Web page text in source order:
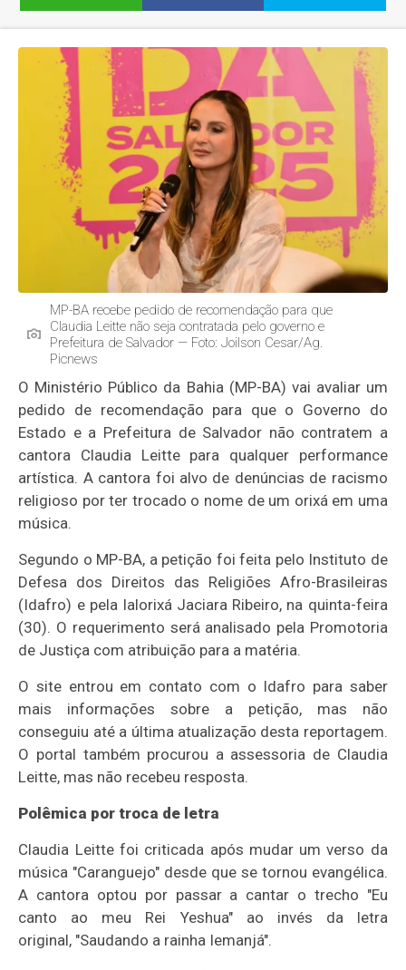
MP-BA recebe pedido de recomendação para que
Claudia Leitte não seja contratada pelo governo e
Prefeitura de Salvador — Foto: Joilson Cesar/Ag.
Picnews
O Ministério Público da Bahia (MP-BA) vai avaliar um
pedido de recomendação para que o Governo do
Estado e a Prefeitura de Salvador não contratem a
cantora Claudia Leitte para qualquer performance
artística. A cantora foi alvo de denúncias de racismo
religioso por ter trocado o nome de um orixá em uma
música.
Segundo o MP-BA, a petição foi feita pelo Instituto de
Defesa dos Direitos das Religiões Afro-Brasileiras
(Idafro) e pela Ialorixá Jaciara Ribeiro, na quinta-feira
(30). O requerimento será analisado pela Promotoria
de Justiça com atribuição para a matéria.
O site entrou em contato com o Idafro para saber
mais informações sobre a petição, mas não
conseguiu até a última atualização desta reportagem.
O portal também procurou a assessoria de Claudia
Leitte, mas não recebeu resposta.
Polêmica por troca de letra
Claudia Leitte foi criticada após mudar um verso da
música "Caranguejo" desde que se tornou evangélica.
A cantora optou por passar a cantar o trecho "Eu
canto ao meu Rei Yeshua" ao invés da letra
original, "Saudando a rainha Iemanjá".